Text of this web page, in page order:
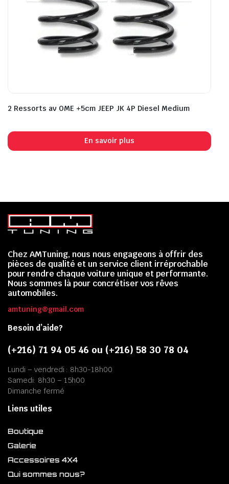
2 Ressorts av OME +5cm JEEP JK 4P Diesel Medium
En savoir plus
Chez AMTuning, nous nous engageons à offrir des
pièces de qualité et un service client irréprochable
pour rendre chaque voiture unique et performante.
Nous sommes là pour concrétiser vos rêves
automobiles.
amtuning@gmail.com
Besoin d’aide?
(+216) 71 94 05 46 ou (+216) 58 30 78 04
Lundi – vendredi : 8h30-18h00
Samedi: 8h30 – 15h00
Dimanche fermé
Liens utiles
Boutique
Galerie
Accessoires 4X4
Qui sommes nous?